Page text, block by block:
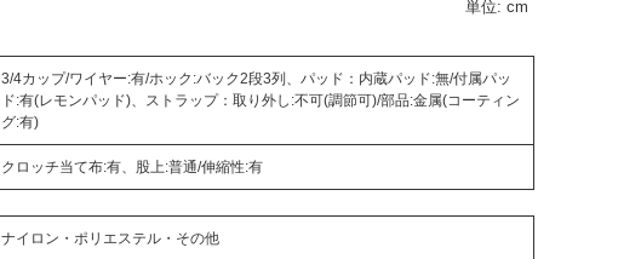
単位: cm
3/4カップ/ワイヤー:有/ホック:バック2段3列、パッド：内蔵パッド:無/付属パッ
ド:有(レモンパッド)、ストラップ：取り外し:不可(調節可)/部品:金属(コーティン
グ:有)
クロッチ当て布:有、股上:普通/伸縮性:有
ナイロン・ポリエステル・その他